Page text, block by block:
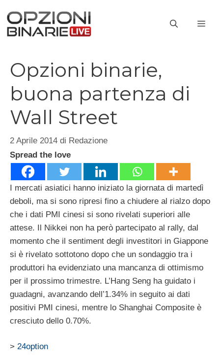
contenuto
Opzioni binarie,
buona partenza di
Wall Street
2 Aprile 2014 di Redazione
Spread the love
I mercati asiatici hanno iniziato la giornata di martedì
deboli, ma si sono ripresi fino a chiudere al rialzo dopo
che i dati PMI cinesi si sono rivelati superiori alle
attese. Il Nikkei non ha però partecipato al rally, dal
momento che il sentiment degli investitori in Giappone
si è rivelato sottotono dopo che un sondaggio tra i
produttori ha evidenziato una mancanza di ottimismo
per il prossimo trimestre. L’Hang Seng ha guidato i
guadagni, avanzando dell’1.34% in seguito ai dati
positivi PMI cinesi, mentre lo Shanghai Composite è
cresciuto dello 0.70%.
> 24option